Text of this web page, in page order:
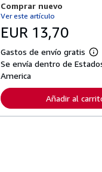
s
b
e
l
a
Comprar nuevo
Ver este artículo
EUR 13,70
Gastos de envío gratis
M
á
f
o
r
Se envía dentro de
America
Añadir al